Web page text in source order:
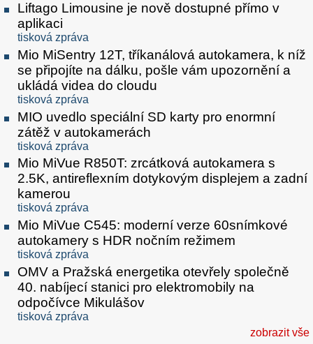
Liftago Limousine je nově dostupné přímo v
aplikaci
tisková zpráva
Mio MiSentry 12T, tříkanálová autokamera, k níž
se připojíte na dálku, pošle vám upozornění a
ukládá videa do cloudu
tisková zpráva
MIO uvedlo speciální SD karty pro enormní
zátěž v autokamerách
tisková zpráva
Mio MiVue R850T: zrcátková autokamera s
2.5K, antireflexním dotykovým displejem a zadní
kamerou
tisková zpráva
Mio MiVue C545: moderní verze 60snímkové
autokamery s HDR nočním režimem
tisková zpráva
OMV a Pražská energetika otevřely společně
40. nabíjecí stanici pro elektromobily na
odpočívce Mikulášov
tisková zpráva
zobrazit vše